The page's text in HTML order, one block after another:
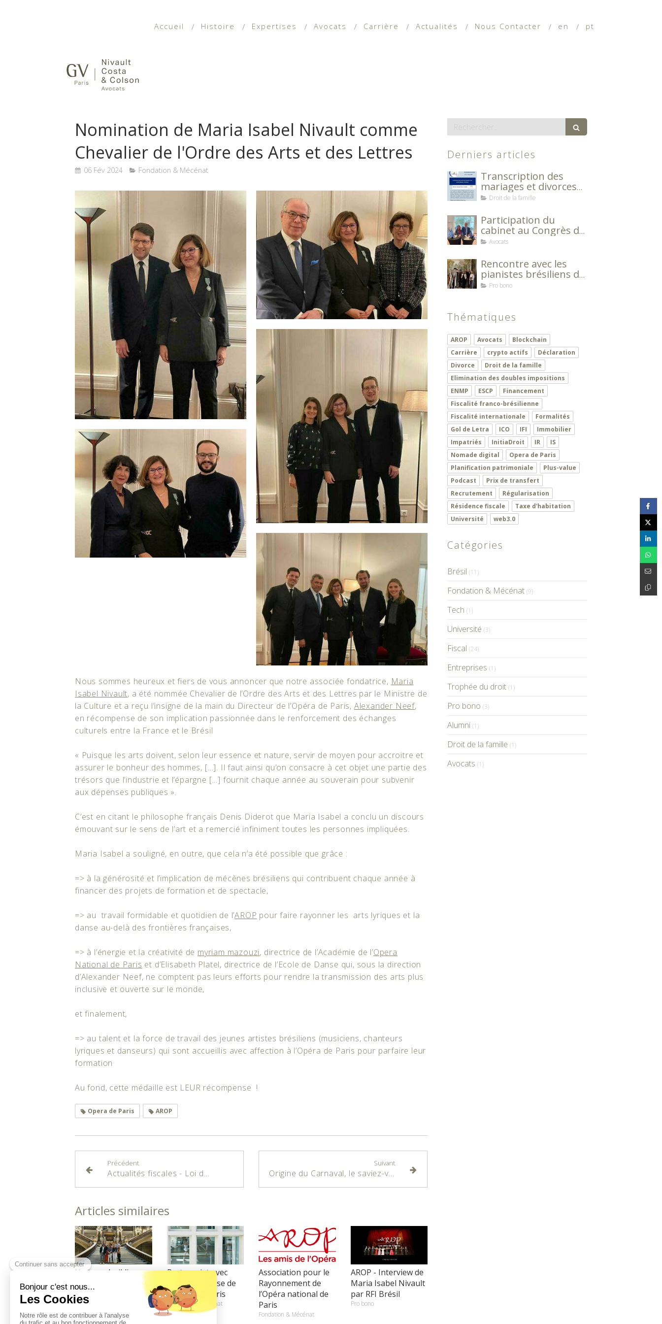
Accueil Histoire Expertises Avocats Carrière Actualités Nous Contacter en pt
Nomination de Maria Isabel Nivault comme
Chevalier de l'Ordre des Arts et des Lettres
06 Fév 2024 Fondation & Mécénat
Nous sommes heureux et fiers de vous annoncer que notre associée fondatrice, Maria
Isabel Nivault, a été nommée Chevalier de l’Ordre des Arts et des Lettres par le Ministre de
la Culture et a reçu l’insigne de la main du Directeur de l’Opéra de Paris, Alexander Neef,
en récompense de son implication passionnée dans le renforcement des échanges
culturels entre la France et le Brésil
« Puisque les arts doivent, selon leur essence et nature, servir de moyen pour accroitre et
assurer le bonheur des hommes, […]. Il faut ainsi qu’on consacre à cet objet une partie des
trésors que l’industrie et l’épargne […] fournit chaque année au souverain pour subvenir
aux dépenses publiques ».
C’est en citant le philosophe français Denis Diderot que Maria Isabel a conclu un discours
émouvant sur le sens de l’art et a remercié infiniment toutes les personnes impliquées.
Maria Isabel a souligné, en outre, que cela n’a été possible que grâce :
=> à la générosité et l’implication de mécènes brésiliens qui contribuent chaque année à
financer des projets de formation et de spectacle,
=> au travail formidable et quotidien de l’AROP pour faire rayonner les arts lyriques et la
danse au-delà des frontières françaises,
=> à l’énergie et la créativité de myriam mazouzi, directrice de l’Académie de l’Opera
National de Paris et d’Elisabeth Platel, directrice de l’Ecole de Danse qui, sous la direction
d’Alexander Neef, ne comptent pas leurs efforts pour rendre la transmission des arts plus
inclusive et ouverte sur le monde,
et finalement,
=> au talent et la force de travail des jeunes artistes brésiliens (musiciens, chanteurs
lyriques et danseurs) qui sont accueillis avec affection à l’Opéra de Paris pour parfaire leur
formation
Au fond, cette médaille est LEUR récompense !
Opera de Paris AROP
Précédent
Actualités fiscales - Loi de finances 2024
Suivant
Origine du Carnaval, le saviez-vous ?
Articles similaires
Un team building
pas comme les
autres
Fondation & Mécénat
Partenariat avec
l'Ecole de danse de
l'Opéra de Paris
Fondation & Mécénat
Association pour le
Rayonnement de
l’Opéra national de
Paris
Fondation & Mécénat
AROP - Interview de
Maria Isabel Nivault
par RFI Brésil
Pro bono
Derniers articles
Transcription des
mariages et divorces
entre le Brésil et la
Droit de la famille
Participation du
cabinet au Congrès de
l'Association des
Avocats
Rencontre avec les
pianistes brésiliens de
l’Ecole Normale de
Pro bono
Thématiques
AROP Avocats
Blockchain
Carrière
crypto actifs
Déclaration
Divorce
Droit de la famille
Elimination des doubles impositions
ENMP
ESCP
Financement
Fiscalité franco-brésilienne
Fiscalité internationale
Formalités
Gol de Letra
ICO IFI
Immobilier
Impatriés
InitiaDroit IR
IS
Nomade digital
Opera de Paris
Planification patrimoniale
Plus-value
Podcast
Prix de transfert
Recrutement
Régularisation
Résidence fiscale
Taxe d'habitation
Université
web3.0
Catégories
Brésil (11)
Fondation & Mécénat (9)
Tech (1)
Université (3)
Fiscal (24)
Entreprises (1)
Trophée du droit (1)
Pro bono (3)
Alumni (1)
Droit de la famille (1)
Avocats (1)